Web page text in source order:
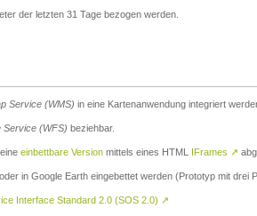
der letzten 31 Tage bezogen werden.
Service (WMS) in eine Kartenanwendung integriert
Service (WFS) beziehbar.
einbettbare Version mittels eines HTML IFrames ↗
oder in Google Earth eingebettet werden (Prototyp mit drei
Interface Standard 2.0 (SOS 2.0) ↗